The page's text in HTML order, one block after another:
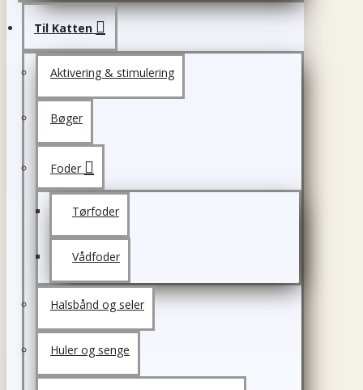
Til Katten
Aktivering & stimulering
Bøger
Foder
Tørfoder
Vådfoder
Halsbånd og seler
Huler og senge